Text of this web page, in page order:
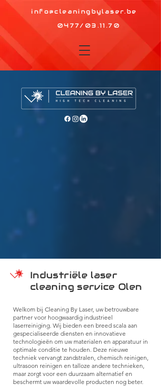
info@cleaningbylaser.be
0477/03.11.70
Industriële laser
cleaning service Olen
Welkom bij Cleaning By Laser, uw betrouwbare
partner voor hoogwaardig industrieel
laserreiniging. Wij bieden een breed scala aan
gespecialiseerde diensten en innovatieve
technologieën om uw materialen en apparatuur in
optimale conditie te houden. Deze nieuwe
techniek vervangt zandstralen, chemisch reinigen,
ultrasoon reinigen en talloze andere technieken,
maar zorgt voor een duurzaam alternatief en
beschermt uw waardevolle producten nog beter.